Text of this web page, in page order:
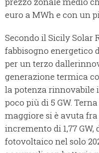
euro a MWh e con un
Secondo il Sicily Solar
fabbisogno energetico
per un terzo
generazione termica
la potenza rinnovabile
poco più di 5 GW.
maggiore si è avuta fra
incremento di 1,77 GW,
fotovoltaico nel solo